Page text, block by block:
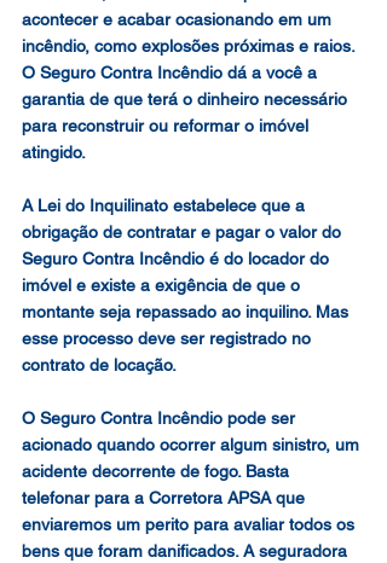
acontecer e acabar ocasionando em um
incêndio, como explosões próximas e raios.
O Seguro Contra Incêndio dá a você a
garantia de que terá o dinheiro necessário
para reconstruir ou reformar o imóvel
atingido.
A Lei do Inquilinato estabelece que a
obrigação de contratar e pagar o valor do
Seguro Contra Incêndio é do locador do
imóvel e existe a exigência de que o
montante seja repassado ao inquilino. Mas
esse processo deve ser registrado no
contrato de locação.
O Seguro Contra Incêndio pode ser
acionado quando ocorrer algum sinistro, um
acidente decorrente de fogo. Basta
telefonar para a Corretora APSA que
enviaremos um perito para avaliar todos os
bens que foram danificados. A seguradora